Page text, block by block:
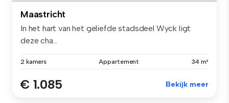
Maastricht
In het hart van het geliefde stadsdeel Wyck ligt
deze cha...
2 kamers Appartement 34 m²
€ 1.085 Bekijk meer